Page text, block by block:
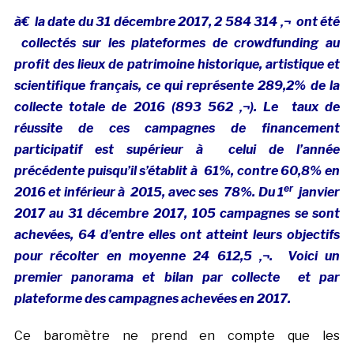
à€ la date du 31 décembre 2017, 2 584 314 ‚¬ ont été
collectés sur les plateformes de crowdfunding au
profit des lieux de patrimoine historique, artistique et
scientifique français, ce qui représente 289,2% de la
collecte totale de 2016 (893 562 ‚¬). Le taux de
réussite de ces campagnes de financement
participatif est supérieur à celui de l’année
précédente puisqu’il s’établit à 61%, contre 60,8% en
2016 et inférieur à 2015, avec ses 78%. Du 1erjanvier
2017 au 31 décembre 2017, 105 campagnes se sont
achevées, 64 d’entre elles ont atteint leurs objectifs
pour récolter en moyenne 24 612,5 ‚¬. Voici un
premier panorama et bilan par collecte et par
plateforme des campagnes achevées en 2017.
Ce baromètre ne prend en compte que les